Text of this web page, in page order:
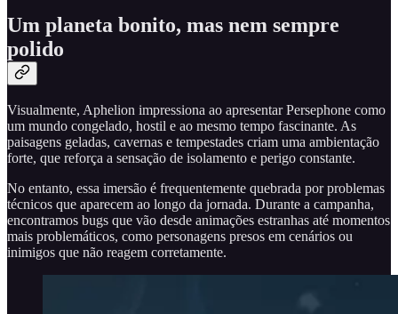
Um planeta bonito, mas nem sempre
polido
Visualmente, Aphelion impressiona ao apresentar Persephone como
um mundo congelado, hostil e ao mesmo tempo fascinante. As
paisagens geladas, cavernas e tempestades criam uma ambientação
forte, que reforça a sensação de isolamento e perigo constante.
No entanto, essa imersão é frequentemente quebrada por problemas
técnicos que aparecem ao longo da jornada. Durante a campanha,
encontramos bugs que vão desde animações estranhas até momentos
mais problemáticos, como personagens presos em cenários ou
inimigos que não reagem corretamente.